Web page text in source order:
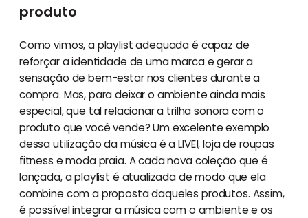
produto
Como vimos, a playlist adequada é capaz de
reforçar a identidade de uma marca e gerar a
sensação de bem-estar nos clientes durante a
compra. Mas, para deixar o ambiente ainda mais
especial, que tal relacionar a trilha sonora com o
produto que você vende? Um excelente exemplo
dessa utilização da música é aLIVE!, loja de roupas
fitness e moda praia. A cada nova coleção que é
lançada, a playlist é atualizada de modo que ela
combine com a proposta daqueles produtos. Assim,
é possível integrar a música com o ambiente e os